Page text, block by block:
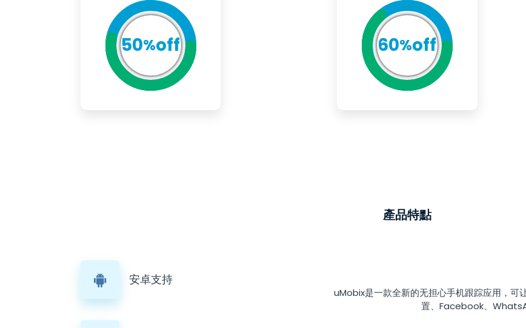
50%off 60%off
產品特點
安卓支持
uMobix是一款全新的无担心手机跟踪应用，可
置、Facebook、